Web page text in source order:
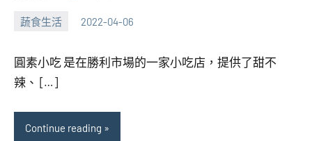
蔬食生活 2022-04-06
張
芋
No
圓素小吃 是在勝利市場的一家小吃店，提供了甜不
辣、 […]
Continue reading